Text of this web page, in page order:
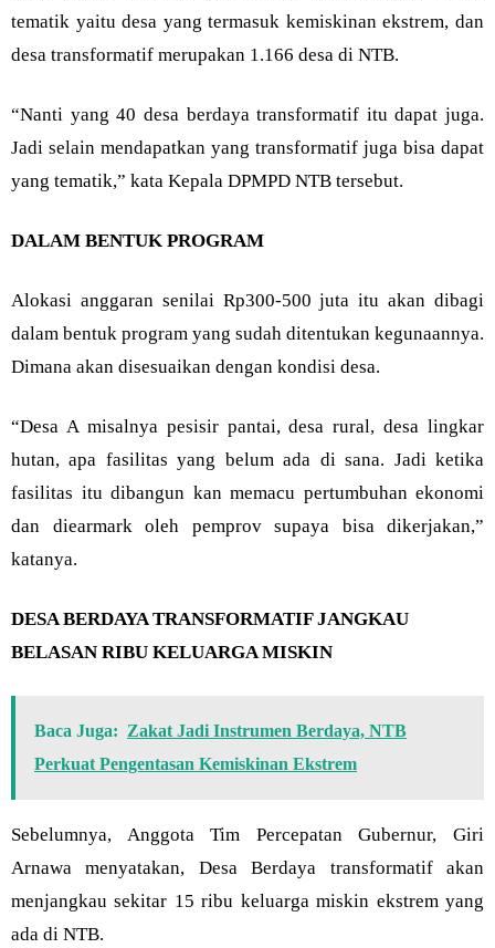
tematik yaitu desa yang termasuk kemiskinan ekstrem, dan
desa transformatif merupakan 1.166 desa di NTB.
“Nanti yang 40 desa berdaya transformatif itu dapat juga.
Jadi selain mendapatkan yang transformatif juga bisa dapat
yang tematik,” kata Kepala DPMPD NTB tersebut.
DALAM BENTUK PROGRAM
Alokasi anggaran senilai Rp300-500 juta itu akan dibagi
dalam bentuk program yang sudah ditentukan kegunaannya.
Dimana akan disesuaikan dengan kondisi desa.
“Desa A misalnya pesisir pantai, desa rural, desa lingkar
hutan, apa fasilitas yang belum ada di sana. Jadi ketika
fasilitas itu dibangun kan memacu pertumbuhan ekonomi
dan diearmark oleh pemprov supaya bisa dikerjakan,”
katanya.
DESA BERDAYA TRANSFORMATIF JANGKAU
BELASAN RIBU KELUARGA MISKIN
Baca Juga: Zakat Jadi Instrumen Berdaya, NTB
Perkuat Pengentasan Kemiskinan Ekstrem
Sebelumnya, Anggota Tim Percepatan Gubernur, Giri
Arnawa menyatakan, Desa Berdaya transformatif akan
menjangkau sekitar 15 ribu keluarga miskin ekstrem yang
ada di NTB.